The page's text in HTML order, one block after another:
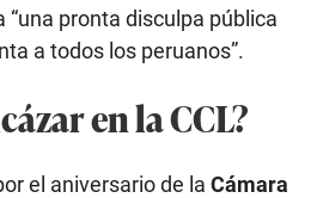
“una pronta disculpa pública
a todos los peruanos”.
en la CCL?
el aniversario de la Cámara